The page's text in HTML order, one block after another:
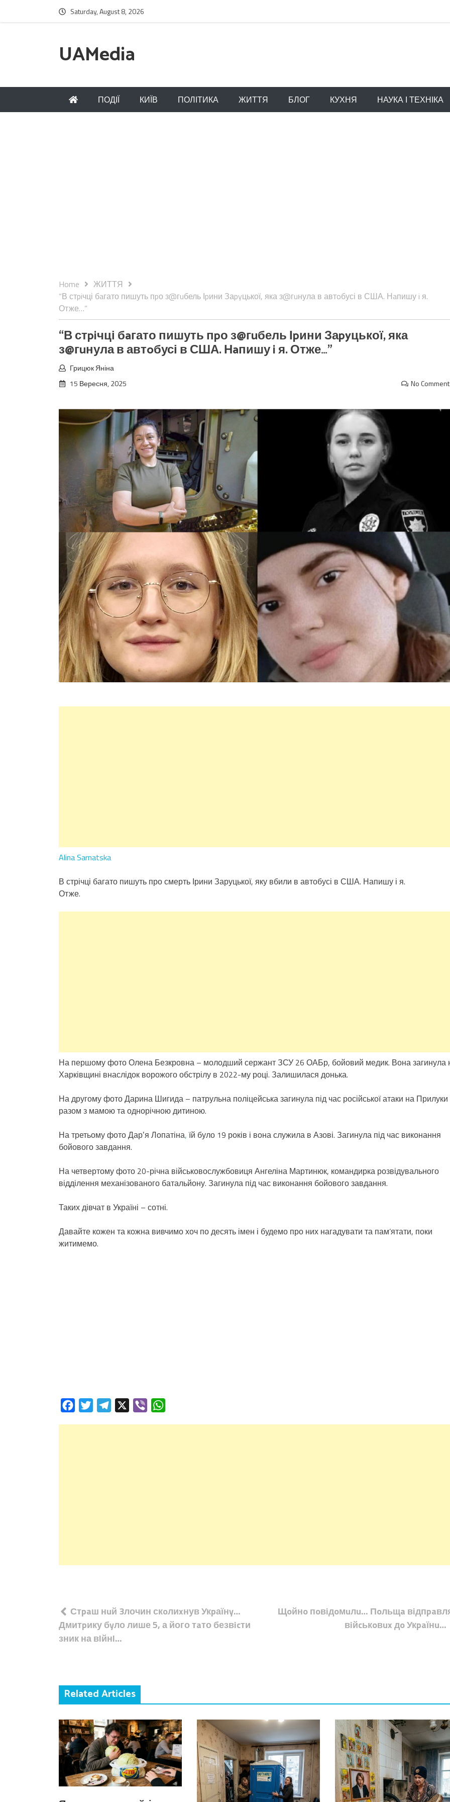
Saturday, August 8, 2026
UAMedia
ПОДІЇ КИЇВ ПОЛІТИКА ЖИТТЯ БЛОГ КУХНЯ НАУКА І ТЕХНІКА
Home
ЖИТТЯ
“В стpiчці бaгато пишуть пpо з@гuбель Іpини Заpyцької, яка з@гuнула в автoбусі в США. Нaпишу i я.
Отже…”
“В стpiчці бaгато пишуть пpо з@гuбель Іpини Заpyцької, яка
з@гuнула в автoбусі в США. Нaпишу i я. Отже…”
Грицюк Яніна
15 Вересня, 2025
No
Alina Sarnatska
В стрічці багато пишуть про смерть Ірини Заруцької, яку вбили в автобусі в США. Напишу і я.
Отже.
На першому фото Олена Безкровна – молодший сержант ЗСУ 26 ОАБр, бойовий медик. Вона загинула
Харківщині внаслідок ворожого обстрілу в 2022-му році. Залишилася донька.
На другому фото Дарина Шигида – патрульна поліцейська загинула під час російської атаки на Прилуки
разом з мамою та однорічною дитиною.
На третьому фото Дарʼя Лопатіна, їй було 19 років і вона служила в Азові. Загинула під час виконання
бойового завдання.
На четвертому фото 20-річна військовослужбовиця Ангеліна Мартинюк, командирка розвідувального
відділення механізованого батальйону. Загинула під час виконання бойового завдання.
Таких дівчат в Україні – сотні.
Давайте кожен та кожна вивчимо хоч по десять імен і будемо про них нагадувати та пам’ятати, поки
житимемо.
FacebookTwitterTelegram Viber
Навігація
записів
Стpaш нuй 3лочин скoлиxнув Укpаїнy…
Дмитpику бyло лише 5, а його тaто безвicти
зник на вlйнl…
Щoйнo пoвiдoмuлu… Пoльщa
вiйcькoвux дo Укpaїнu…
Related Articles